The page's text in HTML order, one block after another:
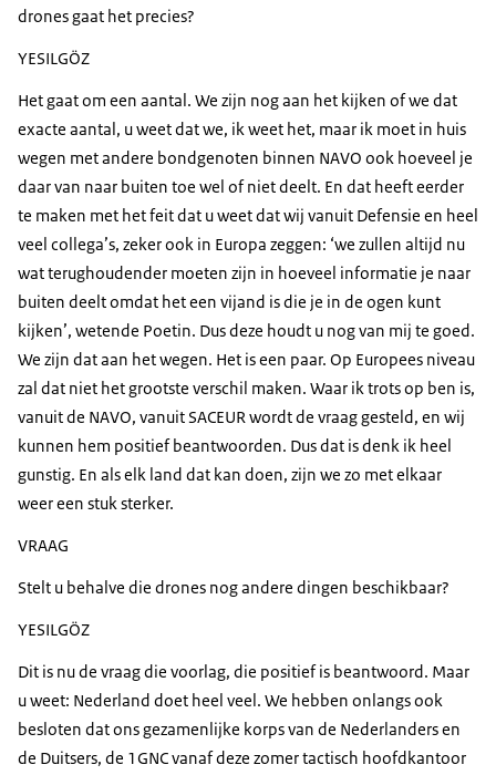
drones gaat het precies?
YESILGÖZ
Het gaat om een aantal. We zijn nog aan het kijken of we dat
exacte aantal, u weet dat we, ik weet het, maar ik moet in huis
wegen met andere bondgenoten binnen NAVO ook hoeveel je
daar van naar buiten toe wel of niet deelt. En dat heeft eerder
te maken met het feit dat u weet dat wij vanuit Defensie en heel
veel collega’s, zeker ook in Europa zeggen: ‘we zullen altijd nu
wat terughoudender moeten zijn in hoeveel informatie je naar
buiten deelt omdat het een vijand is die je in de ogen kunt
kijken’, wetende Poetin. Dus deze houdt u nog van mij te goed.
We zijn dat aan het wegen. Het is een paar. Op Europees niveau
zal dat niet het grootste verschil maken. Waar ik trots op ben is,
vanuit de NAVO, vanuit SACEUR wordt de vraag gesteld, en wij
kunnen hem positief beantwoorden. Dus dat is denk ik heel
gunstig. En als elk land dat kan doen, zijn we zo met elkaar
weer een stuk sterker.
VRAAG
Stelt u behalve die drones nog andere dingen beschikbaar?
YESILGÖZ
Dit is nu de vraag die voorlag, die positief is beantwoord. Maar
u weet: Nederland doet heel veel. We hebben onlangs ook
besloten dat ons gezamenlijke korps van de Nederlanders en
de Duitsers, de 1GNC vanaf deze zomer tactisch hoofdkantoor